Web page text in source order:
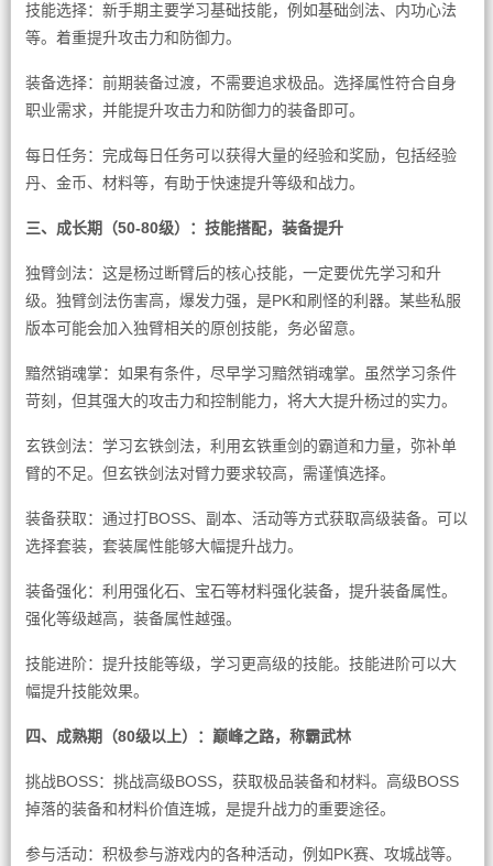
技能选择：新手期主要学习基础技能，例如基础剑法、内功心法
等。着重提升攻击力和防御力。
装备选择：前期装备过渡，不需要追求极品。选择属性符合自身
职业需求，并能提升攻击力和防御力的装备即可。
每日任务：完成每日任务可以获得大量的经验和奖励，包括经验
丹、金币、材料等，有助于快速提升等级和战力。
三、成长期（50-80级）：技能搭配，装备提升
独臂剑法：这是杨过断臂后的核心技能，一定要优先学习和升
级。独臂剑法伤害高，爆发力强，是PK和刷怪的利器。某些私服
版本可能会加入独臂相关的原创技能，务必留意。
黯然销魂掌：如果有条件，尽早学习黯然销魂掌。虽然学习条件
苛刻，但其强大的攻击力和控制能力，将大大提升杨过的实力。
玄铁剑法：学习玄铁剑法，利用玄铁重剑的霸道和力量，弥补单
臂的不足。但玄铁剑法对臂力要求较高，需谨慎选择。
装备获取：通过打BOSS、副本、活动等方式获取高级装备。可以
选择套装，套装属性能够大幅提升战力。
装备强化：利用强化石、宝石等材料强化装备，提升装备属性。
强化等级越高，装备属性越强。
技能进阶：提升技能等级，学习更高级的技能。技能进阶可以大
幅提升技能效果。
四、成熟期（80级以上）：巅峰之路，称霸武林
挑战BOSS：挑战高级BOSS，获取极品装备和材料。高级BOSS
掉落的装备和材料价值连城，是提升战力的重要途径。
参与活动：积极参与游戏内的各种活动，例如PK赛、攻城战等。